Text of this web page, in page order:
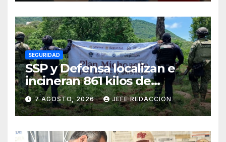
SEGURIDAD
SSP y Defensa localizan e
incineran 861 kilos de
marihuana en Huetamo
7 AGOSTO, 2026 JEFE REDACCION